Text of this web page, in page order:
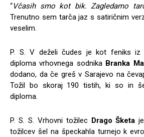
“Včasih smo kot bik. Zagledamo
Trenutno sem tarča jaz s satiričnim
veselim.
P. S. V deželi čudes je kot feniks iz
diploma vrhovnega sodnika Branka
dodano, da če greš v Sarajevo na
Tožil bo skoraj 190 tistih, ki so in
diploma.
P. S. S. Vrhovni tožilec Drago Šketa
tožilcev šel na špeckahla turnejo k